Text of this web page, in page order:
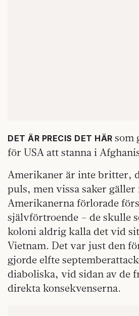
DET ÄR PRECIS DET HÄR som
för USA att stanna i
Amerikaner är inte britter,
puls, men vissa saker
Amerikanerna förlorade
självförtroende – de skulle
koloni aldrig kalla det vid
Vietnam. Det var just den
gjorde elfte
diaboliska, vid sidan av de
direkta konsekvenserna.